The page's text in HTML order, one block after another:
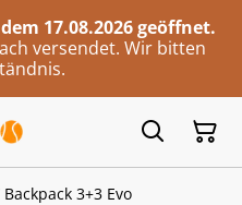
17.08.2026 geöffnet.
versendet. Wir bitten
Backpack 3+3 Evo